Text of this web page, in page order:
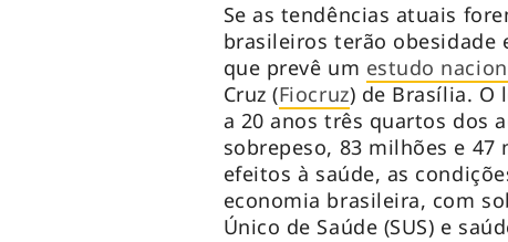
Se as tendências atuais
brasileiros terão obesidade
que prevê um estudo
Cruz (Fiocruz) de Brasília. O
a 20 anos três quartos dos
sobrepeso, 83 milhões e
efeitos à saúde, as
economia brasileira, com
Único de Saúde (SUS) e